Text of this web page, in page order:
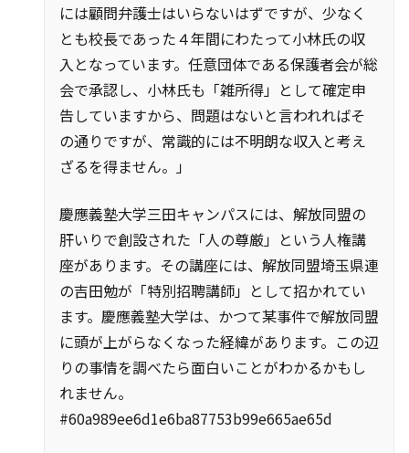
には顧問弁護士はいらないはずですが、少なく
とも校長であった４年間にわたって小林氏の収
入となっています。任意団体である保護者会が総
会で承認し、小林氏も「雑所得」として確定申
告していますから、問題はないと言われればそ
の通りですが、常識的には不明朗な収入と考え
ざるを得ません。」
慶應義塾大学三田キャンパスには、解放同盟の
肝いりで創設された「人の尊厳」という人権講
座があります。その講座には、解放同盟埼玉県連
の吉田勉が「特別招聘講師」として招かれてい
ます。慶應義塾大学は、かつて某事件で解放同盟
に頭が上がらなくなった経緯があります。この辺
りの事情を調べたら面白いことがわかるかもし
れません。
#60a989ee6d1e6ba87753b99e665ae65d